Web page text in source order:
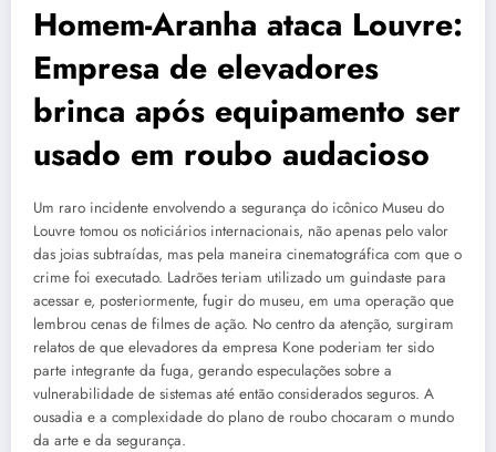
Homem-Aranha ataca Louvre:
Empresa de elevadores
brinca após equipamento ser
usado em roubo audacioso
Um raro incidente envolvendo a segurança do icônico Museu do
Louvre tomou os noticiários internacionais, não apenas pelo valor
das joias subtraídas, mas pela maneira cinematográfica com que o
crime foi executado. Ladrões teriam utilizado um guindaste para
acessar e, posteriormente, fugir do museu, em uma operação que
lembrou cenas de filmes de ação. No centro da atenção, surgiram
relatos de que elevadores da empresa Kone poderiam ter sido
parte integrante da fuga, gerando especulações sobre a
vulnerabilidade de sistemas até então considerados seguros. A
ousadia e a complexidade do plano de roubo chocaram o mundo
da arte e da segurança.